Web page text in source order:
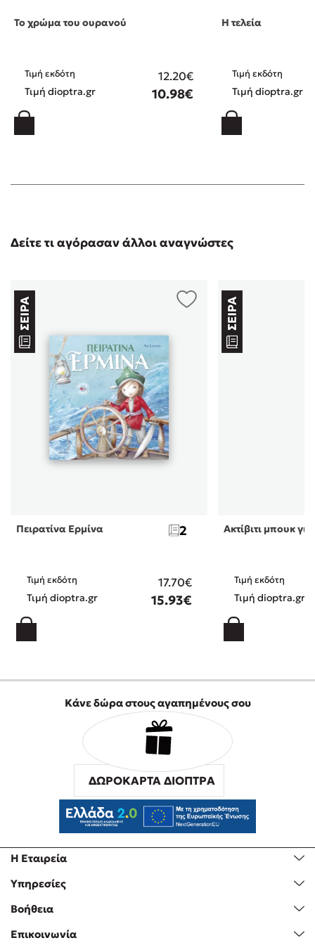
Το χρώμα του ουρανού
Τιμή εκδότη 12.20€
Τιμή dioptra.gr 10.98€
Η τελεία
Τιμή εκδότη
Τιμή dioptra.gr
Δείτε τι αγόρασαν άλλοι αναγνώστες
Πειρατίνα Ερμίνα 2
Τιμή εκδότη 17.70€
Τιμή dioptra.gr 15.93€
Ακτίβιτι μπουκ
Τιμή εκδότη
Τιμή dioptra.gr
Η Εταιρεία
Υπηρεσίες
Βοήθεια
Επικοινωνία
Κάνε δώρα στους αγαπημένους σου
ΔΩΡΟΚΑΡΤΑ ΔΙΟΠΤΡΑ